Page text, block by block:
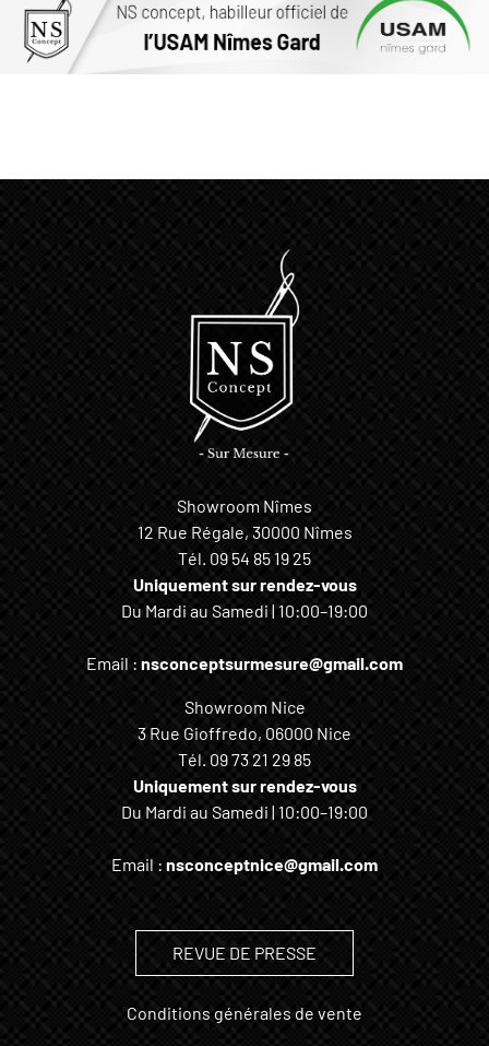
Showroom Nîmes
12 Rue Régale, 30000 Nîmes
Tél. 09 54 85 19 25
Uniquement sur rendez-vous
Du Mardi au Samedi | 10:00–19:00
Email : nsconceptsurmesure@gmail.com
Showroom Nice
3 Rue Gioffredo, 06000 Nice
Tél. 09 73 21 29 85
Uniquement sur rendez-vous
Du Mardi au Samedi | 10:00–19:00
Email : nsconceptnice@gmail.com
REVUE DE PRESSE
Conditions générales de vente